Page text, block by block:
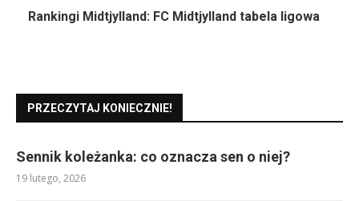
Rankingi Midtjylland: FC Midtjylland tabela ligowa
PRZECZYTAJ KONIECZNIE!
Sennik koleżanka: co oznacza sen o niej?
19 lutego, 2026